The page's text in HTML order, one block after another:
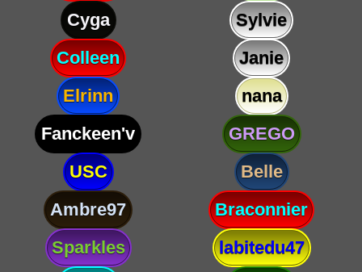
Cyga
Sylvie
Colleen
Janie
Elrinn
nana
Fanckeen'v
GREGO
USC
Belle
Ambre97
Braconnier
Sparkles
labitedu47